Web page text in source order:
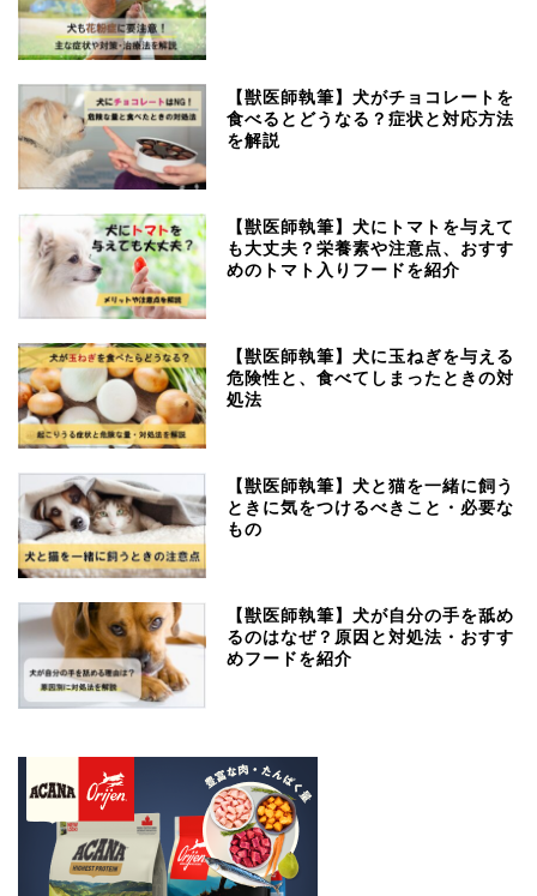
【獣医師執筆】犬がチョコレートを
食べるとどうなる？症状と対応方法
を解説
【獣医師執筆】犬にトマトを与えて
も大丈夫？栄養素や注意点、おすす
めのトマト入りフードを紹介
【獣医師執筆】犬に玉ねぎを与える
危険性と、食べてしまったときの対
処法
【獣医師執筆】犬と猫を一緒に飼う
ときに気をつけるべきこと・必要な
もの
【獣医師執筆】犬が自分の手を舐め
るのはなぜ？原因と対処法・おすす
めフードを紹介